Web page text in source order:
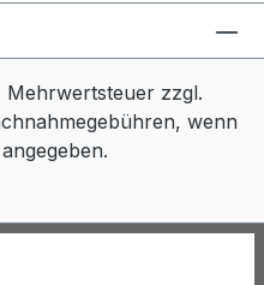
Mehrwertsteuer zzgl.
wenn